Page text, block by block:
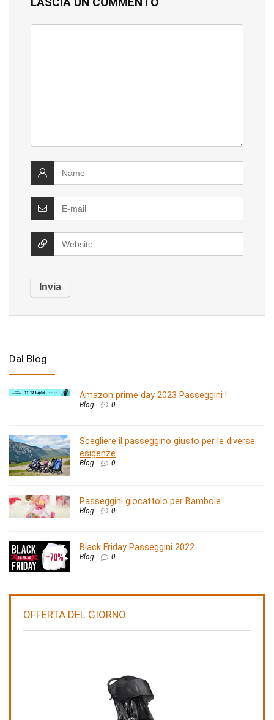
Dal Blog
Amazon prime day 2023 Passeggini !
Blog 0
Scegliere il passeggino giusto per le diverse
esigenze
Blog 0
Passeggini giocattolo per Bambole
Blog 0
Black Friday Passeggini 2022
Blog 0
OFFERTA DEL GIORNO